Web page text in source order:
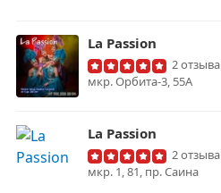
La Passion
2 отзыва
мкр. Орбита-3, 55А
La Passion
2 отзыва
мкр. 1, 81, пр. Саина